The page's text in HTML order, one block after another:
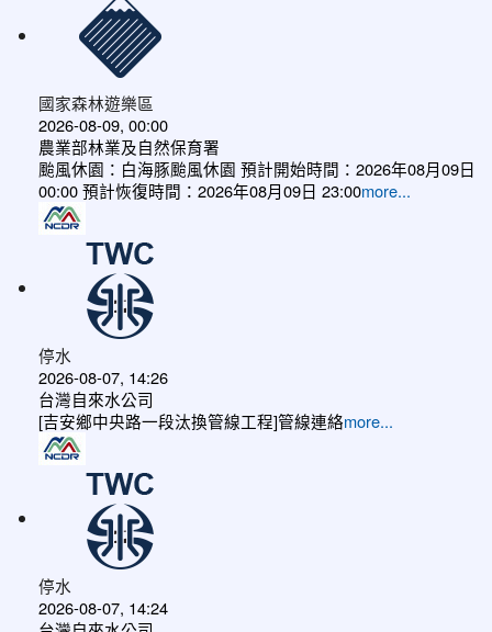
國家森林遊樂區
2026-08-09, 00:00
農業部林業及自然保育署
颱風休園：白海豚颱風休園 預計開始時間：2026年08月09日
00:00 預計恢復時間：2026年08月09日 23:00more...
停水
2026-08-07, 14:26
台灣自來水公司
[吉安鄉中央路一段汰換管線工程]管線連絡more...
停水
2026-08-07, 14:24